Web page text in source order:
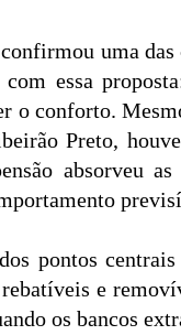
uma
essa
o conforto.
Preto,
absorveu
pontos
e
os bancos